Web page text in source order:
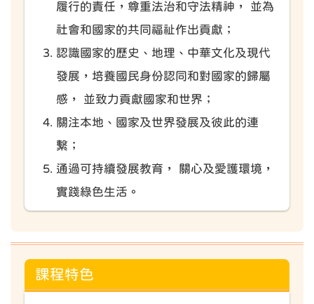
履行的責任，尊重法治和守法精神， 並為
社會和國家的共同福祉作出貢獻；
認識國家的歷史、地理、中華文化及現代
發展，培養國民身份認同和對國家的歸屬
感， 並致力貢獻國家和世界；
關注本地、國家及世界發展及彼此的連
繫；
通過可持續發展教育， 關心及愛護環境，
實踐綠色生活。
課程特色